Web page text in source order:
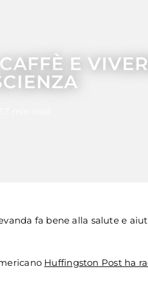
E
fa bene alla salute e
Huffingston Post ha